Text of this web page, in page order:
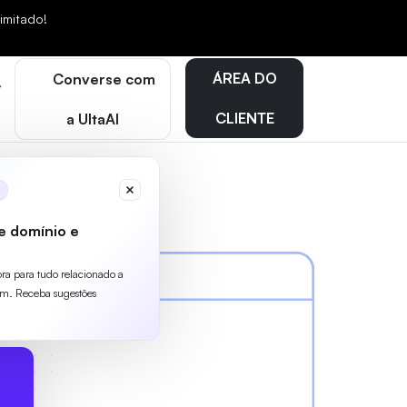
Converse com
a UltaAI
domínio e
para tudo relacionado a
Receba sugestões
ÁREA DO
CLIENTE